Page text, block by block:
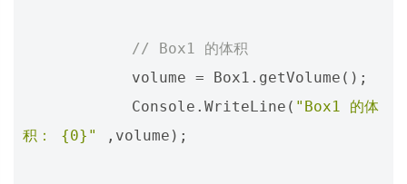
// Box1 的体积
volume = Box1 . getVolume ();
Console . WriteLine ( "Box1 的体
积： {0}"
, volume );